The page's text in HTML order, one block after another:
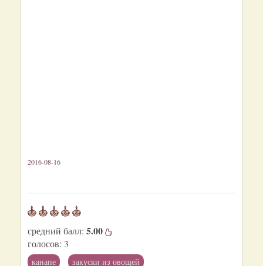
2016-08-16
средний балл: 5.00
голосов: 3
канапе
закуски из овощей